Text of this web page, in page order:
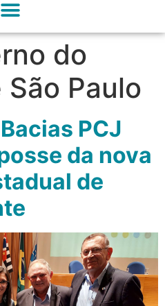
do
Paulo
PCJ
da nova
de